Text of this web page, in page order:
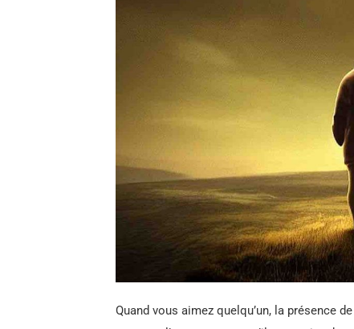
Quand vous aimez quelqu’un, la présence